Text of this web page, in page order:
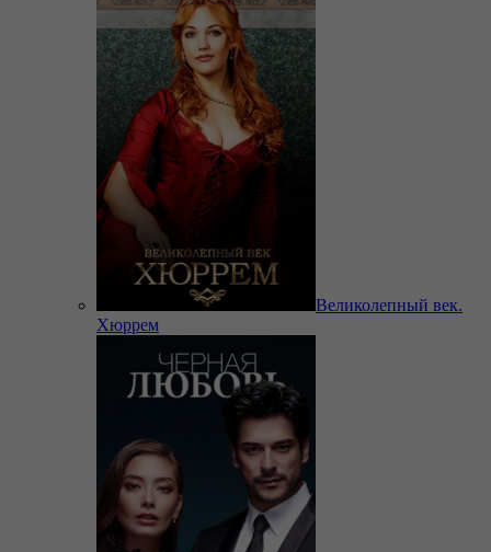
Великолепный век.
Хюррем